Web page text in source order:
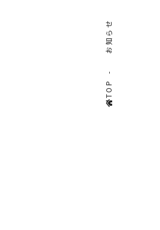
TOP
お知らせ